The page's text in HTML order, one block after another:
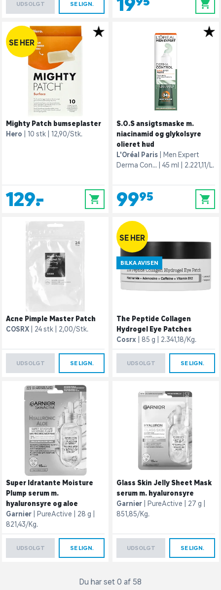
UDSOLGT SE LIGN. 0
SE HER
Mighty Patch bumseplaster
Hero
10 stk 12,90/Stk.
129,- 0
S.O.S ansigtsmaske m.
niacinamid og glykolsyre
olieret hud
L'Oréal Paris
Men Expert
Derma Con...
45 ml 2.221,11/L.
99,95 0
Acne Pimple Master Patch
COSRX
24 stk 2,00/Stk.
UDSOLGT SE LIGN.
SE HER
BILKA AVISEN
The Peptide Collagen
Hydrogel Eye Patches
Cosrx
85 g 2.341,18/Kg.
UDSOLGT SE LIGN.
Super Idratante Moisture
Plump serum m.
hyaluronsyre og aloe
Garnier
PureActive
28 g
821,43/Kg.
UDSOLGT SE LIGN.
Glass Skin Jelly Sheet Mask
serum m. hyaluronsyre
Garnier
PureActive
27 g
851,85/Kg.
UDSOLGT SE LIGN.
Du har set 0 af 58